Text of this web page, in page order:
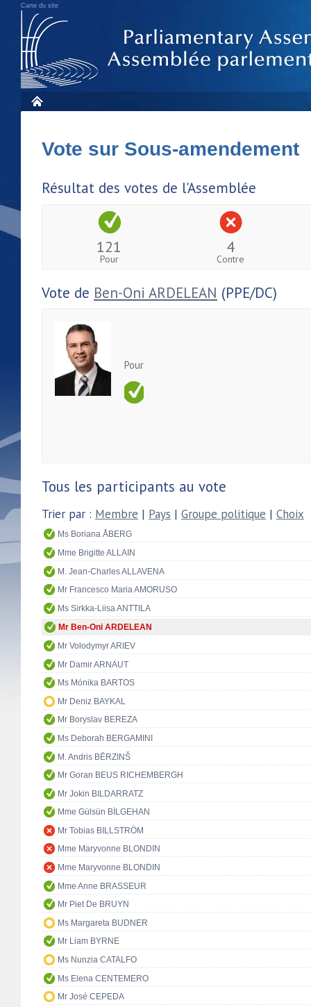
Carte du site
Vote sur Sous-amendement
Résultat des votes de l'Assemblée
121
Pour
4
Contre
Vote de Ben-Oni ARDELEAN (PPE/DC)
Pour
Tous les participants au vote
Trier par : Membre | Pays | Groupe politique | Choix
Ms Boriana ÅBERG
Mme Brigitte ALLAIN
M. Jean-Charles ALLAVENA
Mr Francesco Maria AMORUSO
Ms Sirkka-Liisa ANTTILA
Mr Ben-Oni ARDELEAN
Mr Volodymyr ARIEV
Mr Damir ARNAUT
Ms Mónika BARTOS
Mr Deniz BAYKAL
Mr Boryslav BEREZA
Ms Deborah BERGAMINI
M. Andris BĒRZINŠ
Mr Goran BEUS RICHEMBERGH
Mr Jokin BILDARRATZ
Mme Gülsün BİLGEHAN
Mr Tobias BILLSTRÖM
Mme Maryvonne BLONDIN
Mme Maryvonne BLONDIN
Mme Anne BRASSEUR
Mr Piet De BRUYN
Ms Margareta BUDNER
Mr Liam BYRNE
Ms Nunzia CATALFO
Ms Elena CENTEMERO
Mr José CEPEDA